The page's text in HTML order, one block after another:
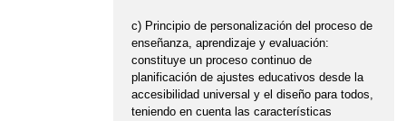
c) Principio de personalización del proceso de
enseñanza, aprendizaje y evaluación:
constituye un proceso continuo de
planificación de ajustes educativos desde la
accesibilidad universal y el diseño para todos,
teniendo en cuenta las características